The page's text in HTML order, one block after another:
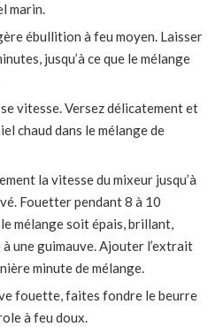
marin.
ébullition à feu moyen. Laisser
jusqu’à ce que le mélange
vitesse. Versez délicatement et
chaud dans le mélange de
la vitesse du mixeur jusqu’à
Fouetter pendant 8 à 10
le mélange soit épais, brillant,
une guimauve. Ajouter l’extrait
minute de mélange.
fouette, faites fondre le beurre
à feu doux.